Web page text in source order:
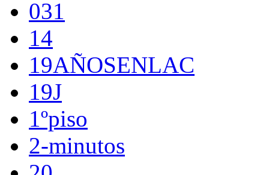
031
14
19AÑOSENLAC
19J
1ºpiso
2-minutos